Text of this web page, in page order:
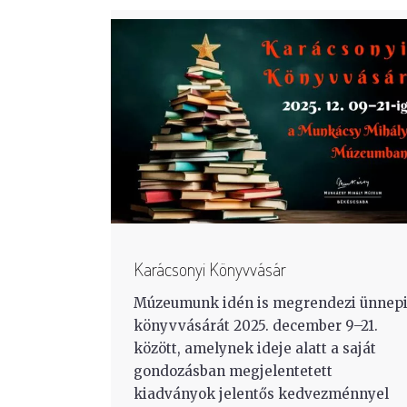
Karácsonyi Könyvvásár
Múzeumunk idén is megrendezi ünnepi
könyvvásárát 2025. december 9–21.
között, amelynek ideje alatt a saját
gondozásban megjelentetett
kiadványok jelentős kedvezménnyel